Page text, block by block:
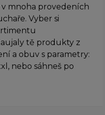
mnoha provedeních
Vyber si
tě produkty z
a obuv s parametry:
nebo sáhneš po